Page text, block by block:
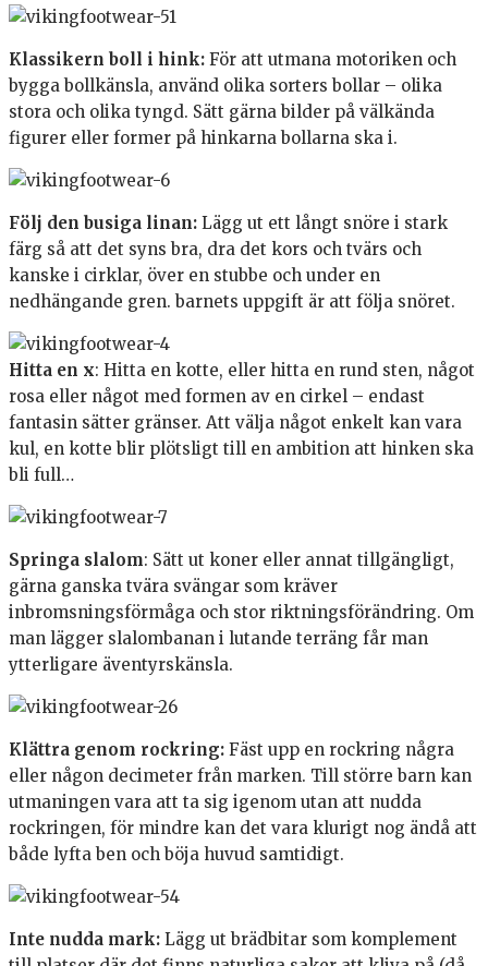
Klassikern boll i hink: För att utmana motoriken och
bygga bollkänsla, använd olika sorters bollar – olika
stora och olika tyngd. Sätt gärna bilder på välkända
figurer eller former på hinkarna bollarna ska i.
Följ den busiga linan: Lägg ut ett långt snöre i stark
färg så att det syns bra, dra det kors och tvärs och
kanske i cirklar, över en stubbe och under en
nedhängande gren. barnets uppgift är att följa snöret.
Hitta en x: Hitta en kotte, eller hitta en rund sten, något
rosa eller något med formen av en cirkel – endast
fantasin sätter gränser. Att välja något enkelt kan vara
kul, en kotte blir plötsligt till en ambition att hinken ska
bli full…
Springa slalom: Sätt ut koner eller annat tillgängligt,
gärna ganska tvära svängar som kräver
inbromsningsförmåga och stor riktningsförändring. Om
man lägger slalombanan i lutande terräng får man
ytterligare äventyrskänsla.
Klättra genom rockring: Fäst upp en rockring några
eller någon decimeter från marken. Till större barn kan
utmaningen vara att ta sig igenom utan att nudda
rockringen, för mindre kan det vara klurigt nog ändå att
både lyfta ben och böja huvud samtidigt.
Inte nudda mark: Lägg ut brädbitar som komplement